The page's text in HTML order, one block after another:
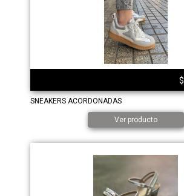
$
SNEAKERS ACORDONADAS
Ver producto